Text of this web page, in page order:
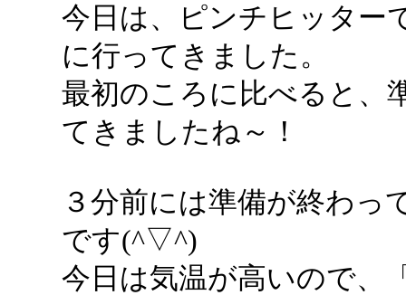
今日は、ピンチヒッター
に行ってきました。
最初のころに比べると、
てきましたね～！
３分前には準備が終わっ
です(^▽^)
今日は気温が高いので、